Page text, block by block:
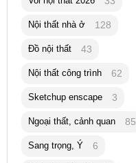
Nội thất nhà ở 128
Đồ nội thất 43
Nội thất công trình 62
Sketchup enscape 3
Ngoại thất, cảnh quan 85
Sang trọng, Ý 6